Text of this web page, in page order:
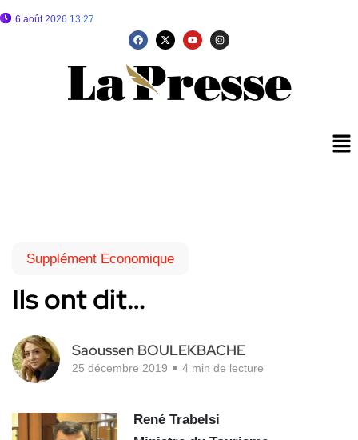
6 août 2026 13:27
Supplément Economique
Ils ont dit…
Saoussen BOULEKBACHE
25 décembre 2019 4 min de lecture
René Trabelsi